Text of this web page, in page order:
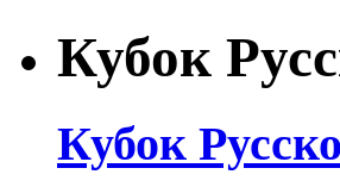
Кубок
Кубок